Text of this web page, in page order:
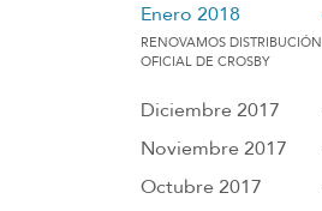
Enero 2018
RENOVAMOS DISTRIBUCIÓN
OFICIAL DE CROSBY
Diciembre 2017
Noviembre 2017
Octubre 2017